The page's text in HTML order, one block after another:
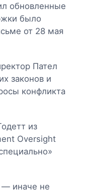
обновленные
было
от 28 мая
Пател
законов и
конфликта
из
Oversight
— иначе не